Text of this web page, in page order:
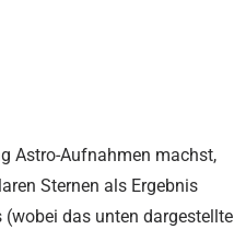
Astro-Aufnahmen machst,
Sternen als Ergebnis
das unten dargestellte